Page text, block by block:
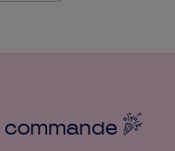
commande